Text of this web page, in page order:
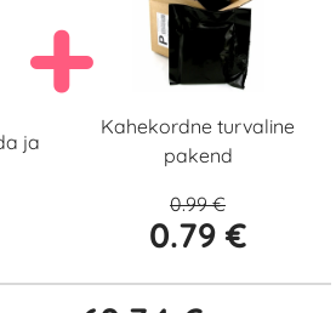
ja
Kahekordne turvaline
pakend
0.99 €
0.79 €